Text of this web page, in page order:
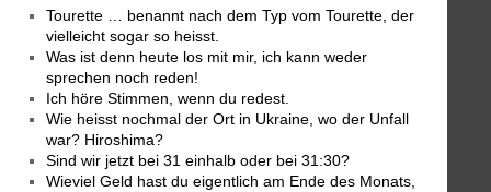
Tourette … benannt nach dem Typ vom Tourette, der
vielleicht sogar so heisst.
Was ist denn heute los mit mir, ich kann weder
sprechen noch reden!
Ich höre Stimmen, wenn du redest.
Wie heisst nochmal der Ort in Ukraine, wo der Unfall
war? Hiroshima?
Sind wir jetzt bei 31 einhalb oder bei 31:30?
Wieviel Geld hast du eigentlich am Ende des Monats,